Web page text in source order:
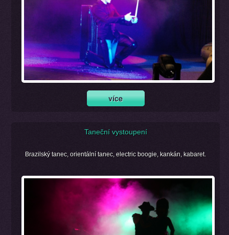
Taneční vystoupení
Brazilský tanec, orientální tanec, electric boogie, kankán, kabaret.